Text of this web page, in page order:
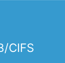
CIFS